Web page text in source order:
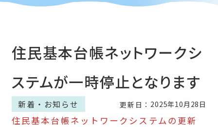
住民基本台帳ネットワークシ
ステムが一時停止となります
新着・お知らせ 更新日： 2025年10月28日
住民基本台帳ネットワークシステムの更新